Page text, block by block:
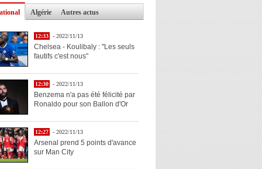
Algérie Autres actus
12:33 - 2022/11/13
Chelsea - Koulibaly : "Les seuls
fautifs c'est nous"
12:30 - 2022/11/13
Benzema n'a pas été félicité par
Ronaldo pour son Ballon d'Or
12:27 - 2022/11/13
Arsenal prend 5 points d'avance
sur Man City